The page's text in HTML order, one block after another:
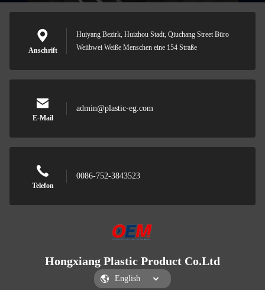
Anschrift
Huiyang Bezirk, Huizhou Stadt, Qiuchang Street Büro
Weiibwei Weiße Menschen eine 154 Straße
E-Mail
admin@plastic-eg.com
Telefon
0086-752-3843523
Hongxiang Plastic Product Co.Ltd